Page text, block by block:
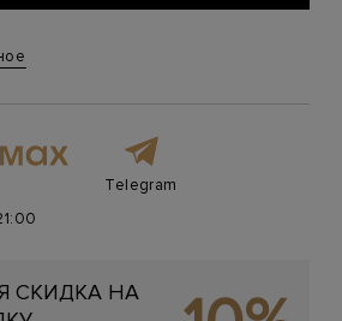
Telegram
СКИДКА НА